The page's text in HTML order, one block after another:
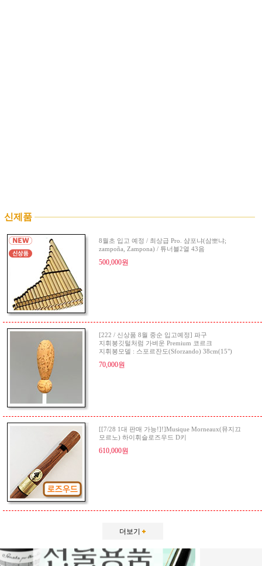
신제품
8월초 입고 예정 / 최상급 Pro. 샴포냐(삼뽀냐;
zampoña, Zampona) / 튜너블2열 43음
500,000원
[222 / 신상품 8월 중순 입고예정] 파구
지휘봉깃털처럼 가벼운 Premium 코르크
지휘봉모델 : 스포르잔도(Sforzando) 38cm(15")
70,000원
[[7/28 1대 판매 가능!]!]Musique Morneaux(뮤지끄
모르노) 하이휘슬로즈우드 D키
610,000원
더보기